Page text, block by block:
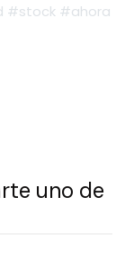
#stock #ahora
uno de